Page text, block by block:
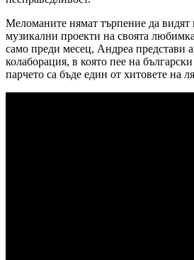
Меломаните нямат търпение да видят
музикални проекти на своята
само преди месец, Андреа представи
колаборация, в която пее на
парчето са бъде един от хитовете на